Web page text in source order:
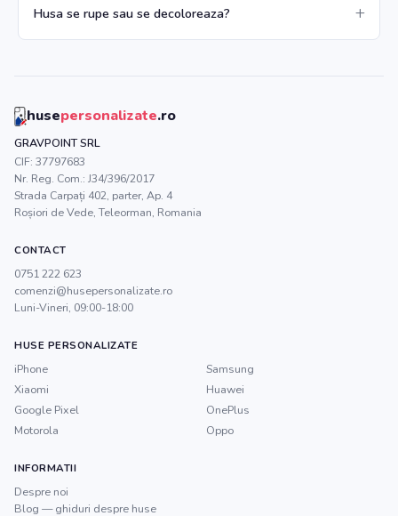
Husa se rupe sau se decoloreaza?
husepersonalizate.ro
GRAVPOINT SRL
CIF: 37797683
Nr. Reg. Com.: J34/396/2017
Strada Carpați 402, parter, Ap. 4
Roșiori de Vede,Teleorman, Romania
CONTACT
0751 222 623
comenzi@husepersonalizate.ro
Luni-Vineri, 09:00-18:00
HUSE PERSONALIZATE
iPhone
Samsung
Xiaomi
Huawei
Google Pixel
OnePlus
Motorola
Oppo
INFORMATII
Despre noi
Blog — ghiduri despre huse